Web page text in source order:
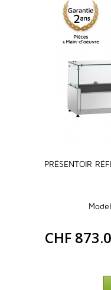
PRÉSENTOIR
CHF